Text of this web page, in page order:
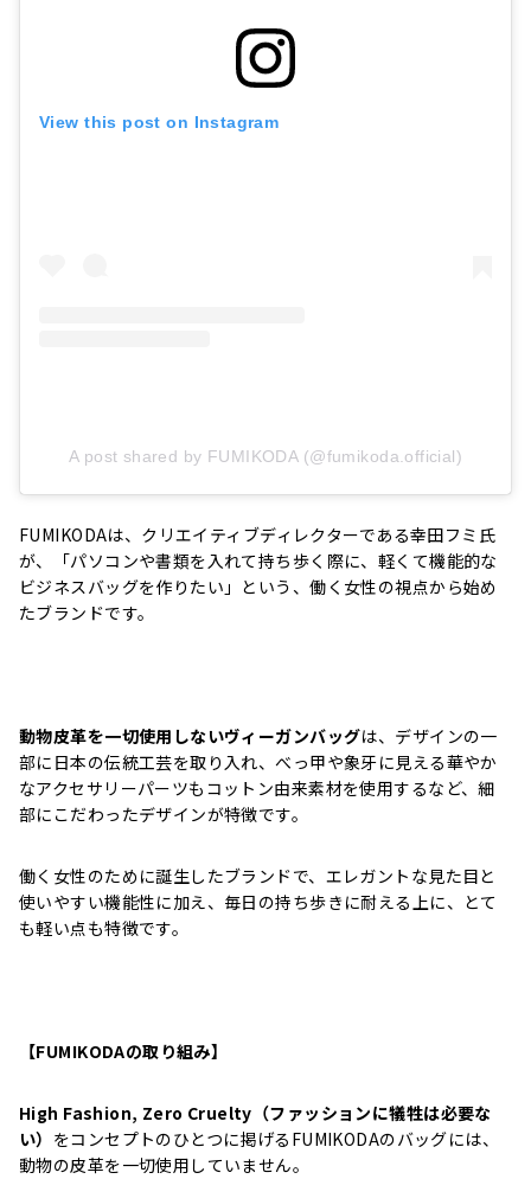
View this post on Instagram
A post shared by FUMIKODA (@fumikoda.official)
FUMIKODAは、クリエイティブディレクターである幸田フミ氏
が、「パソコンや書類を入れて持ち歩く際に、軽くて機能的な
ビジネスバッグを作りたい」という、働く女性の視点から始め
たブランドです。
動物皮革を一切使用しないヴィーガンバッグは、デザインの一
部に日本の伝統工芸を取り入れ、べっ甲や象牙に見える華やか
なアクセサリーパーツもコットン由来素材を使用するなど、細
部にこだわったデザインが特徴です。
働く女性のために誕生したブランドで、エレガントな見た目と
使いやすい機能性に加え、毎日の持ち歩きに耐える上に、とて
も軽い点も特徴です。
【FUMIKODAの取り組み】
High Fashion, Zero Cruelty（ファッションに犠牲は必要な
い） をコンセプトのひとつに掲げるFUMIKODAのバッグには、
動物の皮革を一切使用していません。